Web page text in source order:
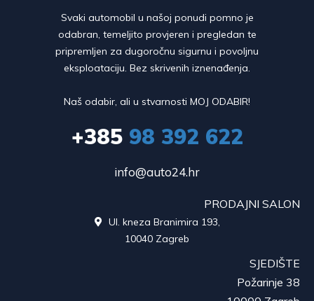
Svaki automobil u našoj ponudi pomno je
odabran, temeljito provjeren i pregledan te
pripremljen za dugoročnu sigurnu i povoljnu
eksploataciju. Bez skrivenih iznenađenja.
Naš odabir, ali u stvarnosti MOJ ODABIR!
+38598 392 622
info@auto24.hr
PRODAJNI SALON
Ul. kneza Branimira 193,
10040 Zagreb
SJEDIŠTE
Požarinje 38